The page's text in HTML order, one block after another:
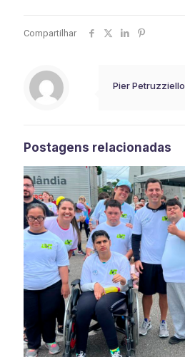
Compartilhar
Pier Petruzziello
Postagens relacionadas